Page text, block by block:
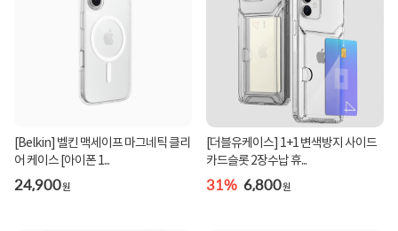
[Belkin] 벨킨 맥세이프 마그네틱 클리
어 케이스 [아이폰 1...
24,900원
[더블유케이스] 1+1 변색방지 사이드
카드슬롯 2장수납 휴...
31% 6,800원